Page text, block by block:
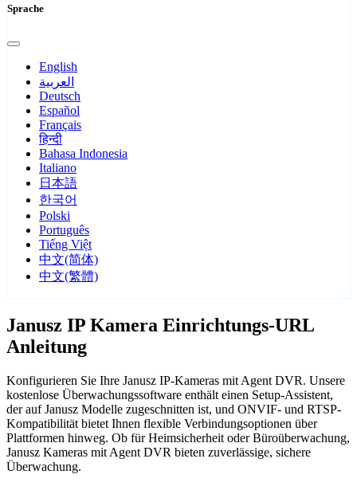
Sprache
English
العربية
Deutsch
Español
Français
हिन्दी
Bahasa Indonesia
Italiano
日本語
한국어
Polski
Português
Tiếng Việt
中文(简体)
中文(繁體)
Janusz IP Kamera Einrichtungs-URL
Anleitung
Konfigurieren Sie Ihre Janusz IP-Kameras mit Agent DVR. Unsere
kostenlose Überwachungssoftware enthält einen Setup-Assistent,
der auf Janusz Modelle zugeschnitten ist, und ONVIF- und RTSP-
Kompatibilität bietet Ihnen flexible Verbindungsoptionen über
Plattformen hinweg. Ob für Heimsicherheit oder Büroüberwachung,
Janusz Kameras mit Agent DVR bieten zuverlässige, sichere
Überwachung.